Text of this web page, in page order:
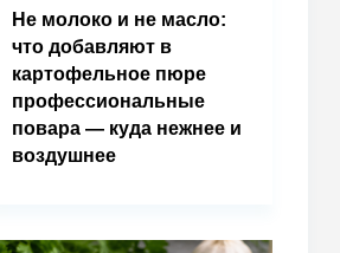
Не молоко и не масло:
что добавляют в
картофельное пюре
профессиональные
повара — куда нежнее и
воздушнее